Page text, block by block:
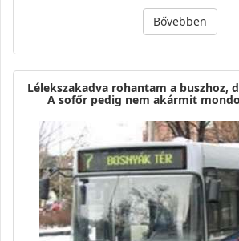
Bővebben
Lélekszakadva rohantam a buszhoz,
A sofőr pedig nem akármit